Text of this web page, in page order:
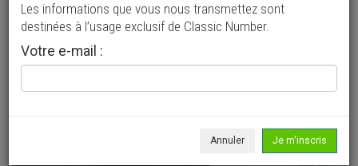
Les informations que vous nous transmettez sont
destinées à l’usage exclusif de Classic Number.
Votre e-mail :
Annuler Je m'inscris